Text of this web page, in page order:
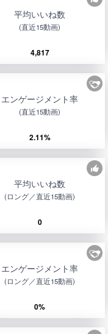
平均いいね数
(直近15動画)
4,817
エンゲージメント率
(直近15動画)
2.11%
平均いいね数
(ロング／直近15動画)
0
エンゲージメント率
(ロング／直近15動画)
0%